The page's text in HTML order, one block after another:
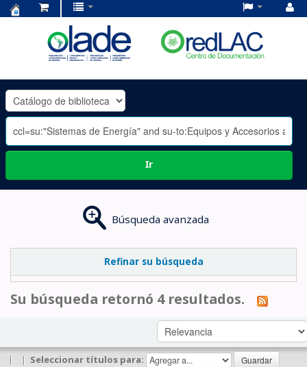
OLADE
-
Ir
Búsqueda avanzada
Refinar su búsqueda
Su búsqueda retornó 4 resultados.
| | Seleccionar títulos para: